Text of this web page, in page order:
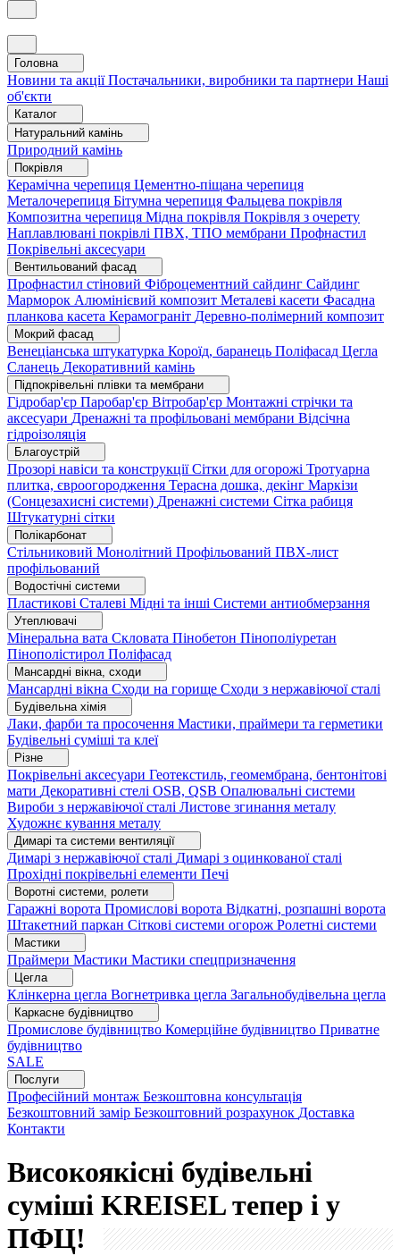
Головна
Новини та акціїПостачальники, виробники та партнери Наші
об'єкти
Каталог
Натуральний камінь
Природний камінь
Покрівля
Керамічна черепиця Цементно-піщана черепиця
Металочерепиця Бітумна черепиця Фальцева покрівля
Композитна черепиця Мідна покрівля Покрівля з очерету
Наплавлювані покрівлі ПВХ, ТПО мембрани Профнастил
Покрівельні аксесуари
Вентильований фасад
Профнастил стіновий Фіброцементний сайдинг Сайдинг
Марморок Алюмінієвий композит Металеві касети Фасадна
планкова касета Керамограніт Деревно-полімерний композит
Мокрий фасад
Венеціанська штукатурка Короїд, баранець Поліфасад Цегла
Сланець Декоративний камінь
Підпокрівельні плівки та мембрани
Гідробар'єр Паробар'єр Вітробар'єр Монтажні стрічки та
аксесуари Дренажні та профільовані мембрани Відсічна
гідроізоляція
Благоустрій
Прозорі навіси та конструкціїСітки для огорожі Тротуарна
плитка, євроогородження Терасна дошка, декінг Маркізи
(Сонцезахисні системи) Дренажні системи Сітка рабиця
Штукатурні сітки
Полікарбонат
Стільниковий Монолітний Профільований ПВХ-лист
профільований
Водостічні системи
Пластикові Сталеві Мідні та інші Системи антиобмерзання
Утеплювачі
Мінеральна вата Скловата Пінобетон Пінополіуретан
Пінополістирол Поліфасад
Мансардні вікна, сходи
Мансардні вікна Сходи на горище Сходи з нержавіючої сталі
Будівельна хімія
Лаки, фарби та просочення Мастики, праймери та герметики
Будівельні суміші та клеї
Різне
Покрівельні аксесуари Геотекстиль, геомембрана, бентонітові
мати Декоративні стелі OSB, QSB Опалювальні системи
Вироби з нержавіючої сталі Листове згинання металу
Художнє кування металу
Димарі та системи вентиляції
Димарі з нержавіючої сталі Димарі з оцинкованої сталі
Прохідні покрівельні елементи Печі
Воротні системи, ролети
Гаражні ворота Промислові ворота Відкатні, розпашні ворота
Штакетний паркан Сіткові системи огорож Ролетні системи
Мастики
Праймери Мастики Мастики спецпризначення
Цегла
Клінкерна цегла Вогнетривка цегла Загальнобудівельна цегла
Каркасне будівництво
Промислове будівництво Комерційне будівництво Приватне
будівництво
SALE
Послуги
Професійний монтаж Безкоштовна консультація
Безкоштовний замір Безкоштовний розрахунок Доставка
Контакти
Високоякісні будівельні
суміші KREISEL тепер і у
ПФЦ!